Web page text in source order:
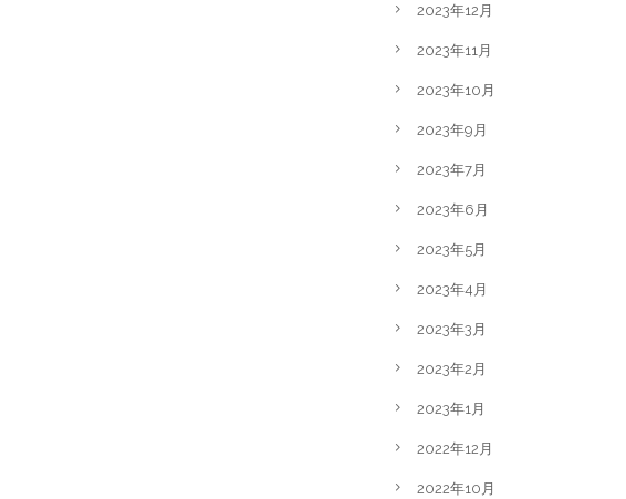
2023年12月
2023年11月
2023年10月
2023年9月
2023年7月
2023年6月
2023年5月
2023年4月
2023年3月
2023年2月
2023年1月
2022年12月
2022年10月